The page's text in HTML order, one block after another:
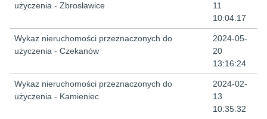
użyczenia - Zbrosławice
11
10:04:17
Wykaz nieruchomości przeznaczonych do
użyczenia - Czekanów
2024-05-
20
13:16:24
Wykaz nieruchomości przeznaczonych do
użyczenia - Kamieniec
2024-02-
13
10:35:32